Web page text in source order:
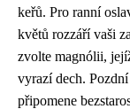
keřů. Pro ranní
květů rozzáří vaši
zvolte magnólii,
vyrazí dech.
připomene